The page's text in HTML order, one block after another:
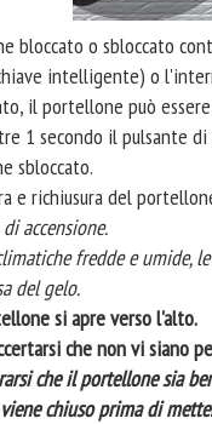
bloccato o sbloccato
intelligente) o
il portellone può
1 secondo il pulsante
sbloccato.
e richiusura del
accensione.
fredde e umide,
del gelo.
si apre verso l'alto.
che non vi
che il portellone sia
chiuso prima di